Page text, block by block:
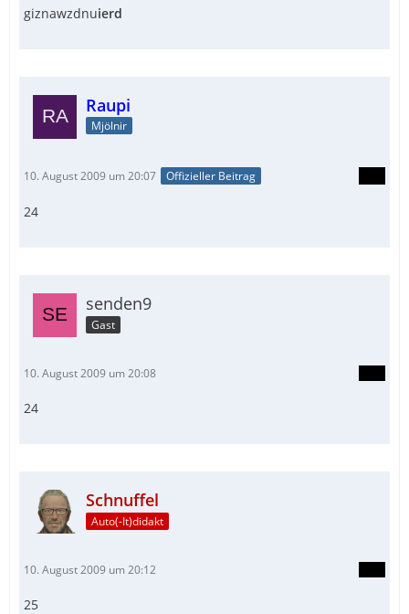
giznawzdnuierd
Raupi
Mjölnir
10. August 2009 um 20:07 Offizieller Beitrag
24
senden9
Gast
10. August 2009 um 20:08
24
Schnuffel
Auto(-It)didakt
10. August 2009 um 20:12
25